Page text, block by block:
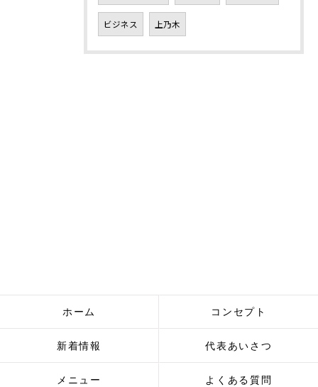
ビジネス 上乃木
ホーム コンセプト
新着情報 代表あいさつ
メニュー よくある質問